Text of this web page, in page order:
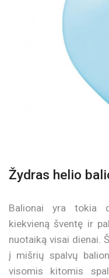
Žydras helio
Balionai yra tokia
kiekvieną šventę ir
nuotaiką visai dienai.
į mišrių spalvų
visomis kitomis